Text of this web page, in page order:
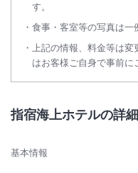
す。
食事・客室等の写真は一
上記の情報、料金等は
はお客様ご自身で事前に
指宿海上ホテルの詳
基本情報